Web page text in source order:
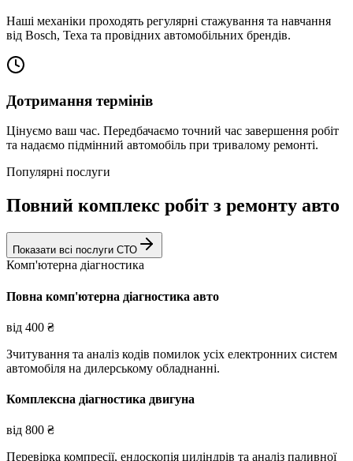
Наші механіки проходять регулярні стажування та навчання
від Bosch, Texa та провідних автомобільних брендів.
Дотримання термінів
Цінуємо ваш час. Передбачаємо точний час завершення робіт
та надаємо підмінний автомобіль при тривалому ремонті.
Популярні послуги
Повний комплекс робіт з ремонту авто
Показати всі послуги СТО
Комп'ютерна діагностика
Повна комп'ютерна діагностика авто
від 400 ₴
Зчитування та аналіз кодів помилок усіх електронних систем
автомобіля на дилерському обладнанні.
Комплексна діагностика двигуна
від 800 ₴
Перевірка компресії, ендоскопія циліндрів та аналіз паливної